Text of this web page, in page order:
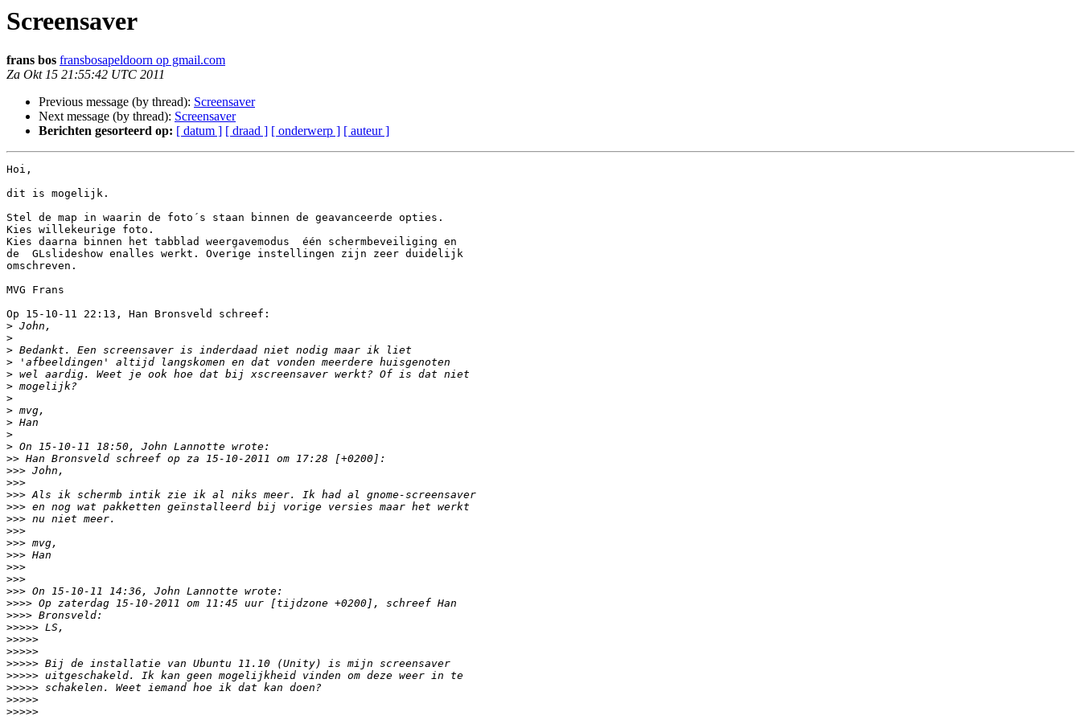
Screensaver
frans bos fransbosapeldoorn op gmail.com
Za Okt 15 21:55:42 UTC 2011
Previous message (by thread): Screensaver
Next message (by thread): Screensaver
Berichten gesorteerd op: [ datum ] [ draad ] [ onderwerp ] [ auteur ]
Hoi,
dit is mogelijk.
Stel de map in waarin de foto´s staan binnen de geavanceerde opties.
Kies willekeurige foto.
Kies daarna binnen het tabblad weergavemodus  één schermbeveiliging en
de  GLslideshow enalles werkt. Overige instellingen zijn zeer duidelijk
omschreven.
MVG Frans
Op 15-10-11 22:13, Han Bronsveld schreef:
>
>
>
>
>
>
>
>
>
>
>
>>
>>>
>>>
>>>
>>>
>>>
>>>
>>>
>>>
>>>
>>>
>>>
>>>>
>>>>
>>>>>
>>>>>
>>>>>
>>>>>
>>>>>
>>>>>
>>>>>
>>>>>